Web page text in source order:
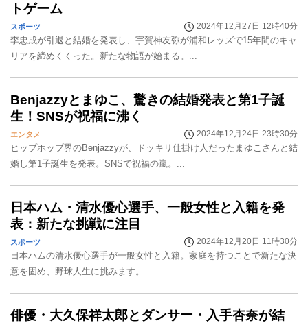
トゲーム
スポーツ 2024年12月27日 12時40分
李忠成が引退と結婚を発表し、宇賀神友弥が浦和レッズで15年間のキャ
リアを締めくくった。新たな物語が始まる。...
Benjazzyとまゆこ、驚きの結婚発表と第1子誕
生！SNSが祝福に沸く
エンタメ 2024年12月24日 23時30分
ヒップホップ界のBenjazzyが、ドッキリ仕掛け人だったまゆこさんと結
婚し第1子誕生を発表。SNSで祝福の嵐。...
日本ハム・清水優心選手、一般女性と入籍を発
表：新たな挑戦に注目
スポーツ 2024年12月20日 11時30分
日本ハムの清水優心選手が一般女性と入籍。家庭を持つことで新たな決
意を固め、野球人生に挑みます。...
俳優・大久保祥太郎とダンサー・入手杏奈が結